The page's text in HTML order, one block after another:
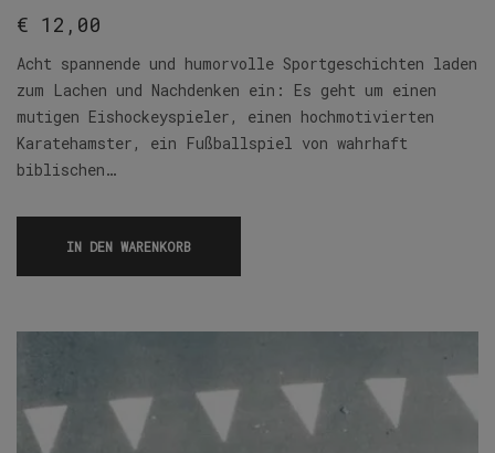
€ 12,00
Acht spannende und humorvolle Sportgeschichten laden
zum Lachen und Nachdenken ein: Es geht um einen
mutigen Eishockeyspieler, einen hochmotivierten
Karatehamster, ein Fußballspiel von wahrhaft
biblischen…
IN DEN WARENKORB